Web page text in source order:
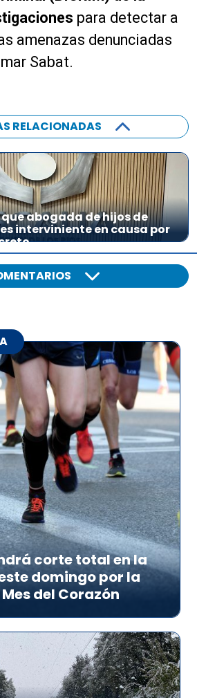
para detectar a
amenazas denunciadas
Sabat.
RELACIONADAS
abogada de hijos de
interviniente en causa por
corte total en la
domingo por la
del Corazón